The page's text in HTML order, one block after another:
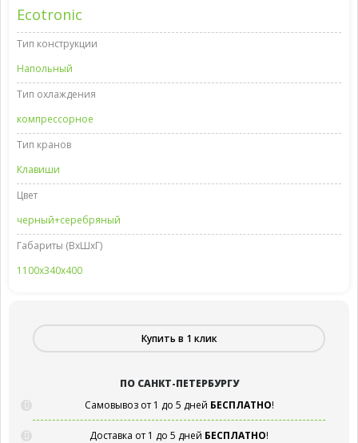
Ecotronic
Тип конструкции
Напольный
Тип охлаждения
компрессорное
Тип кранов
Клавиши
Цвет
черный+серебряный
Габариты (ВxШxГ)
1100x340x400
Купить в 1 клик
ПО САНКТ-ПЕТЕРБУРГУ
Самовывоз от 1 до 5 дней БЕСПЛАТНО!
Доставка от 1 до 5 дней БЕСПЛАТНО!